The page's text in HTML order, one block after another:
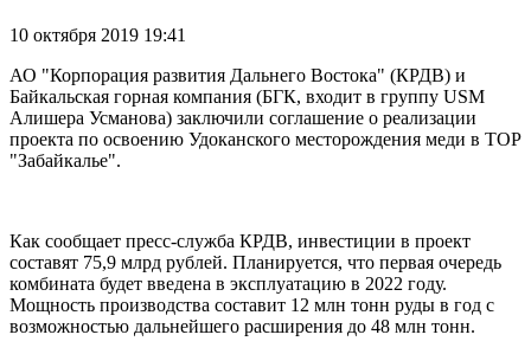
10 октября 2019 19:41
АО "Корпорация развития Дальнего Востока" (КРДВ) и
Байкальская горная компания (БГК, входит в группу USM
Алишера Усманова) заключили соглашение о реализации
проекта по освоению Удоканского месторождения меди в ТОР
"Забайкалье".
Как сообщает пресс-служба КРДВ, инвестиции в проект
составят 75,9 млрд рублей. Планируется, что первая очередь
комбината будет введена в эксплуатацию в 2022 году.
Мощность производства составит 12 млн тонн руды в год с
возможностью дальнейшего расширения до 48 млн тонн.